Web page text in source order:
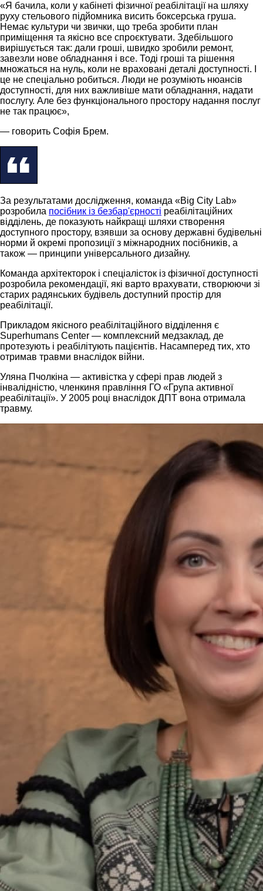
«Я бачила, коли у кабінеті фізичної реабілітації на шляху
руху стельового підйомника висить боксерська груша.
Немає культури чи звички, що треба зробити план
приміщення та якісно все спроєктувати. Здебільшого
вирішується так: дали гроші, швидко зробили ремонт,
завезли нове обладнання і все. Тоді гроші та рішення
множаться на нуль, коли не враховані деталі доступності. І
це не спеціально робиться. Люди не розуміють нюансів
доступності, для них важливіше мати обладнання, надати
послугу. Але без функціонального простору надання послуг
не так працює»,
— говорить Софія Брем.
За результатами дослідження, команда «Big City Lab»
розробила посібник із безбар'єрності реабілітаційних
відділень, де показують найкращі шляхи створення
доступного простору, взявши за основу державні будівельні
норми й окремі пропозиції з міжнародних посібників, а
також — принципи універсального дизайну.
Команда архітекторок і спеціалісток із фізичної доступності
розробила рекомендації, які варто врахувати, створюючи зі
старих радянських будівель доступний простір для
реабілітації.
Прикладом якісного реабілітаційного відділення є
Superhumans Center — комплексний медзаклад, де
протезують і реабілітують пацієнтів. Насамперед тих, хто
отримав травми внаслідок війни.
Уляна Пчолкіна — активістка у сфері прав людей з
інвалідністю, членкиня правління ГО «Група активної
реабілітації». У 2005 році внаслідок ДПТ вона отримала
травму.